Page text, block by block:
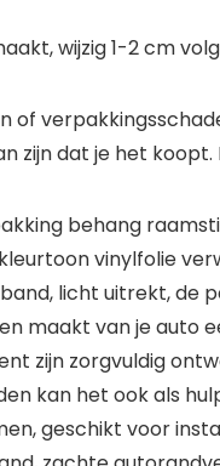
wijzig 1-2 cm
zijn dat je het koopt.
behang
vinylfolie
licht uitrekt,
maakt van je auto
zijn zorgvuldig
kan het ook als
geschikt voor